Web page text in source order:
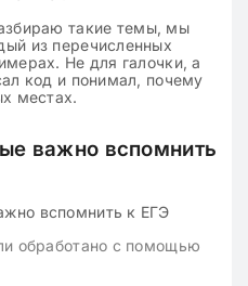
такие темы, мы
из перечисленных
Не для галочки, а
код и понимал, почему
местах.
важно вспомнить
обработано с помощью